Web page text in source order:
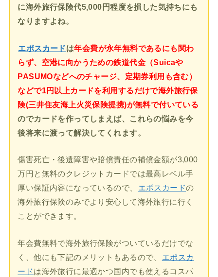
に海外旅行保険代5,000円程度を損した気持ちにも
なりますよね。
エポスカードは年会費が永年無料であるにも関わ
らず、空港に向かうための鉄道代金（Suicaや
PASUMOなどへのチャージ、定期券利用も含む）
などで1円以上カードを利用するだけで海外旅行保
険(三井住友海上火災保険提携)が無料で付いている
のでカードを作ってしまえば、これらの悩みを今
後将来に渡って解決してくれます。
傷害死亡・後遺障害や賠償責任の補償金額が3,000
万円と無料のクレジットカードでは最高レベル手
厚い保証内容になっているので、
エポスカードの
海外旅行保険のみでより安心して海外旅行に行く
ことができます。
年会費無料で海外旅行保険がついているだけでな
く、他にも下記のメリットもあるので、
エポスカ
ードは海外旅行に最適かつ国内でも使えるコスパ